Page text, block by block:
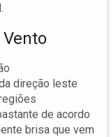
direção leste
de acordo
brisa que vem